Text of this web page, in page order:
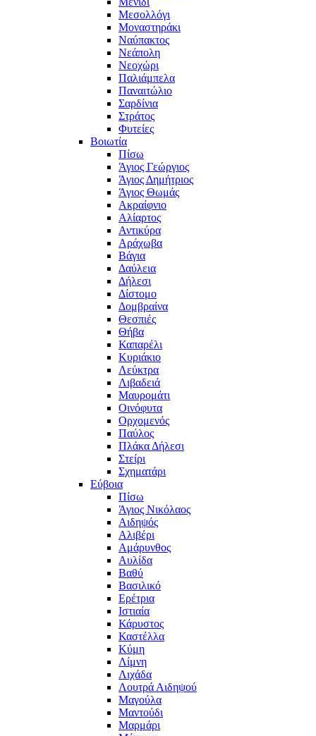
Μεσολλόγι
Μοναστηράκι
Ναύπακτος
Νεάπολη
Νεοχώρι
Παλιάμπελα
Παναιτώλιο
Σαρδίνια
Στράτος
Φυτείες
Βοιωτία
Πίσω
Άγιος Γεώργιος
Άγιος Δημήτριος
Άγιος Θωμάς
Ακραίφνιο
Αλίαρτος
Αντικύρα
Αράχωβα
Βάγια
Δαύλεια
Δήλεσι
Δίστομο
Δομβραίνα
Θεσπιές
Θήβα
Καπαρέλι
Κυριάκιο
Λεύκτρα
Λιβαδειά
Μαυρομάτι
Οινόφυτα
Ορχομενός
Παύλος
Πλάκα Δήλεσι
Στείρι
Σχηματάρι
Εύβοια
Πίσω
Άγιος Νικόλαος
Αιδηψός
Αλιβέρι
Αμάρυνθος
Αυλίδα
Βαθύ
Βασιλικό
Ερέτρια
Ιστιαία
Κάρυστος
Καστέλλα
Κύμη
Λίμνη
Λιχάδα
Λουτρά Αιδηψού
Μαγούλα
Μαντούδι
Μαρμάρι